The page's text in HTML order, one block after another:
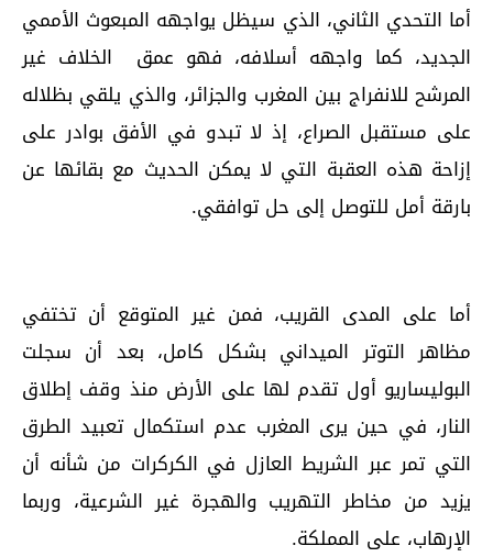
أما التحدي الثاني، الذي سيظل يواجهه المبعوث الأممي
الجديد، كما واجهه أسلافه، فهو عمق الخلاف غير
المرشح للانفراج بين المغرب والجزائر، والذي يلقي بظلاله
على مستقبل الصراع، إذ لا تبدو في الأفق بوادر على
إزاحة هذه العقبة التي لا يمكن الحديث مع بقائها عن
بارقة أمل للتوصل إلى حل توافقي.
أما على المدى القريب، فمن غير المتوقع أن تختفي
مظاهر التوتر الميداني بشكل كامل، بعد أن سجلت
البوليساريو أول تقدم لها على الأرض منذ وقف إطلاق
النار، في حين يرى المغرب عدم استكمال تعبيد الطرق
التي تمر عبر الشريط العازل في الكركرات من شأنه أن
يزيد من مخاطر التهريب والهجرة غير الشرعية، وربما
الإرهاب، على المملكة.